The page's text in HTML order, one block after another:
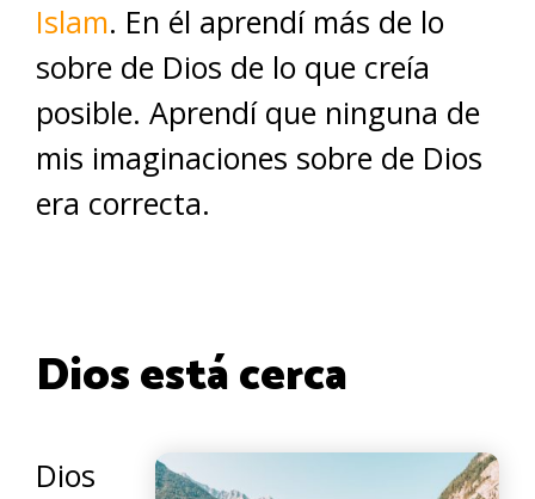
Islam. En él aprendí más de lo
sobre de Dios de lo que creía
posible. Aprendí que ninguna de
mis imaginaciones sobre de Dios
era correcta.
Dios está cerca
Dios